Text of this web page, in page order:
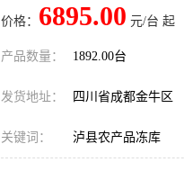
价格： 6895.00 元/台 起
产品数量： 1892.00台
发货地址： 四川省成都金牛区
关键词： 泸县农产品冻库